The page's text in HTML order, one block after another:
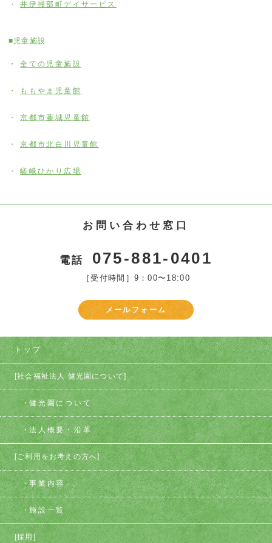
井伊掃部町デイサービス
■児童施設
全ての児童施設
ももやま児童館
京都市藤城児童館
京都市北白川児童館
嵯峨ひかり広場
お問い合わせ窓口
電話 075-881-0401
［受付時間］9：00〜18:00
メールフォーム
トップ
[社会福祉法人 健光園について]
健光園について
法人概要・沿革
[ご利用をお考えの方へ]
事業内容
施設一覧
[採用]